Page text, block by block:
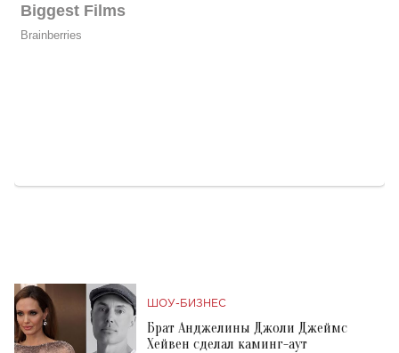
ШОУ-БИЗНЕС
Брат Анджелины Джоли Джеймс
Хейвен сделал каминг-аут